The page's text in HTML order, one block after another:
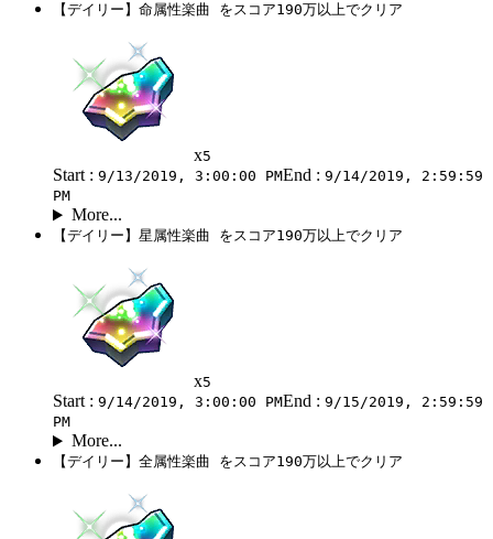
【デイリー】命属性楽曲 をスコア190万以上でクリア
x5
Start : 9/13/2019, 3:00:00 PMEnd : 9/14/2019, 2:59:59
PM
More...
【デイリー】星属性楽曲 をスコア190万以上でクリア
x5
Start : 9/14/2019, 3:00:00 PMEnd : 9/15/2019, 2:59:59
PM
More...
【デイリー】全属性楽曲 をスコア190万以上でクリア